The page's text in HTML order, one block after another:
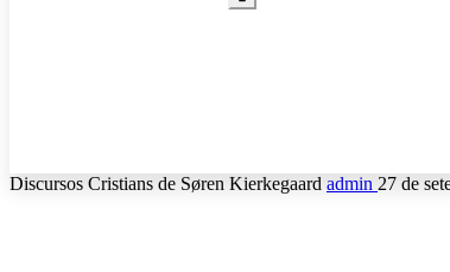
Discursos Cristians de Søren Kierkegaard admin 27 de